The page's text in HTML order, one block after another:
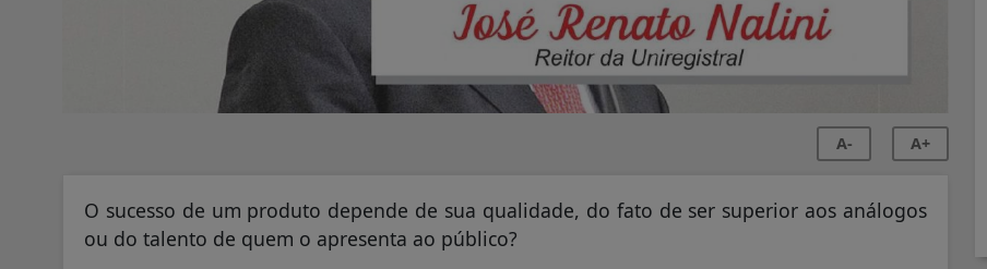
A- A+
O sucesso de um produto depende de sua qualidade, do fato de ser superior aos análogos
ou do talento de quem o apresenta ao público?